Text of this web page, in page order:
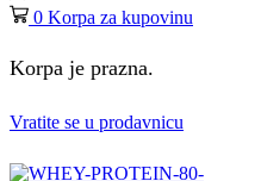
0 Korpa za kupovinu
Korpa je prazna.
Vratite se u prodavnicu